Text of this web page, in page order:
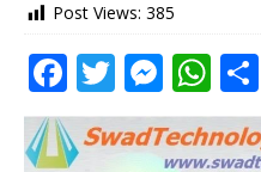
Post Views: 385
F
a
c
T
w
it
M
e
ss
W
h
at